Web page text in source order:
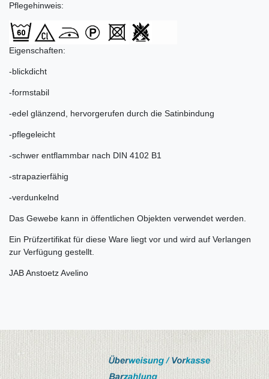
Pflegehinweis:
Eigenschaften:
-blickdicht
-formstabil
-edel glänzend, hervorgerufen durch die Satinbindung
-pflegeleicht
-schwer entflammbar nach DIN 4102 B1
-strapazierfähig
-verdunkelnd
Das Gewebe kann in öffentlichen Objekten verwendet werden.
Ein Prüfzertifikat für diese Ware liegt vor und wird auf Verlangen
zur Verfügung gestellt.
JAB Anstoetz Avelino